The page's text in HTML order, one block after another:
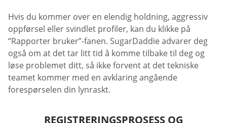
Hvis du kommer over en elendig holdning, aggressiv
oppførsel eller svindlet profiler, kan du klikke på
“Rapporter bruker”-fanen. SugarDaddie advarer deg
også om at det tar litt tid å komme tilbake til deg og
løse problemet ditt, så ikke forvent at det tekniske
teamet kommer med en avklaring angående
forespørselen din lynraskt.
REGISTRERINGSPROSESS OG